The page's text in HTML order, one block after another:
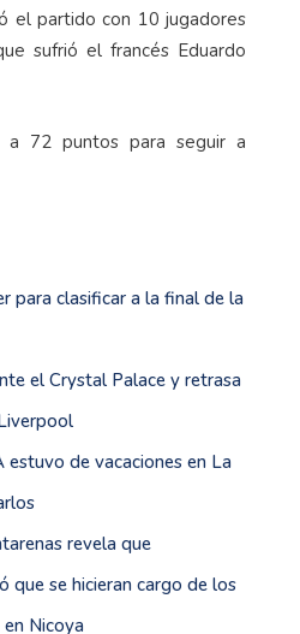
el partido con 10 jugadores
sufrió el francés Eduardo
a 72 puntos para seguir a
para clasificar a la final de la
el Crystal Palace y retrasa
de vacaciones en La
revela que
que se hicieran cargo de los
Nicoya